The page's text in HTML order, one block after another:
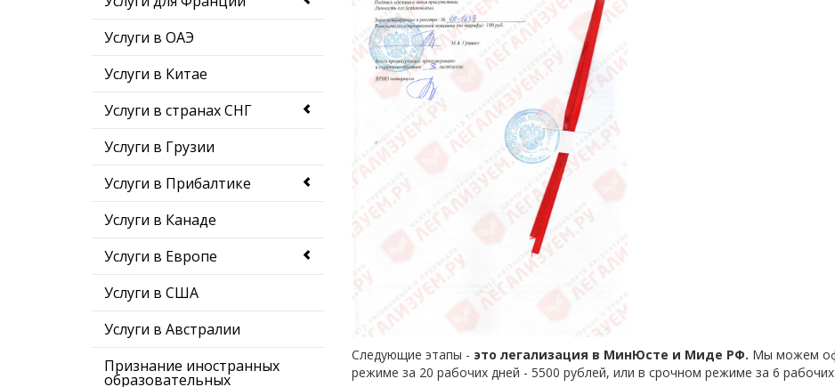
Услуги в ОАЭ
Услуги в Китае
Услуги в странах СНГ
Услуги в Грузии
Услуги в Прибалтике
Услуги в Канаде
Услуги в Европе
Услуги в США
Услуги в Австралии
Признание иностранных
образовательных
Следующие этапы - это легализация в МинЮсте и Миде РФ. Мы можем
режиме за 20 рабочих дней - 5500 рублей, или в срочном режиме за 6